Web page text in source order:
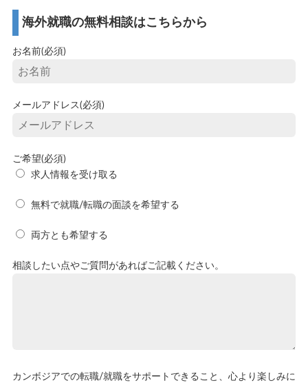
海外就職の無料相談はこちらから
お名前(必須)
メールアドレス(必須)
ご希望(必須)
求人情報を受け取る
無料で就職/転職の面談を希望する
両方とも希望する
相談したい点やご質問があればご記載ください。
カンボジアでの転職/就職をサポートできること、心より楽しみに